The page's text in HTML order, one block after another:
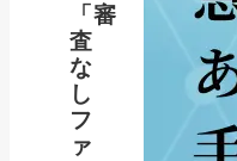
「審
査
な
し
フ
ァ